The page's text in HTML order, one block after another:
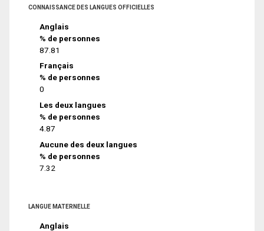
CONNAISSANCE DES LANGUES OFFICIELLES
Anglais
% de personnes
87.81
Français
% de personnes
0
Les deux langues
% de personnes
4.87
Aucune des deux langues
% de personnes
7.32
LANGUE MATERNELLE
Anglais